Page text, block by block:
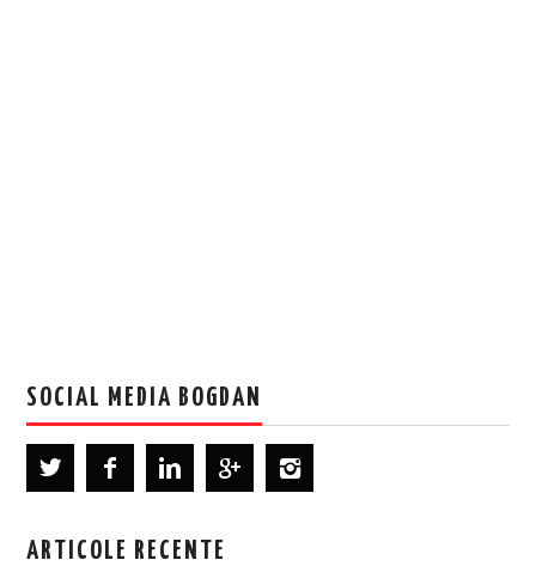
SOCIAL MEDIA BOGDAN
ARTICOLE RECENTE